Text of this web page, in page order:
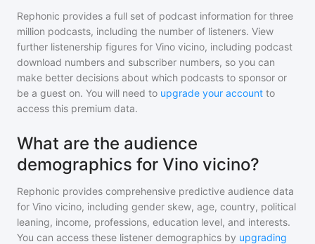
Rephonic provides a full set of podcast information for three
million podcasts, including the number of listeners. View
further listenership figures for Vino vicino, including podcast
download numbers and subscriber numbers, so you can
make better decisions about which podcasts to sponsor or
be a guest on. You will need to upgrade your account to
access this premium data.
What are the audience
demographics for Vino vicino?
Rephonic provides comprehensive predictive audience data
for Vino vicino, including gender skew, age, country, political
leaning, income, professions, education level, and interests.
You can access these listener demographics by upgrading